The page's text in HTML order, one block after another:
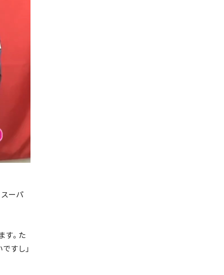
ーパ
す。た
すし」